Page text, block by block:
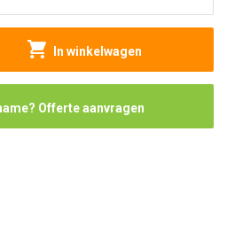
In winkelwagen
Offerte aanvragen